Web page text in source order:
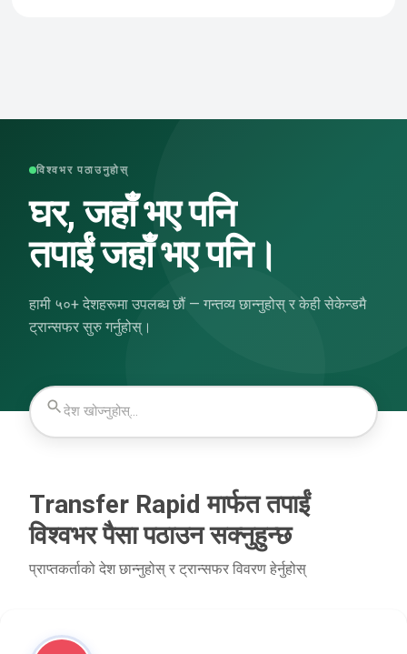
विश्वभर पठाउनुहोस्
घर, जहाँ भए पनि
तपाईं जहाँ भए पनि।
हामी ५०+ देशहरूमा उपलब्ध छौं — गन्तव्य छान्नुहोस् र केही सेकेन्डमै
ट्रान्सफर सुरु गर्नुहोस्।
Transfer Rapid मार्फत तपाईं
विश्वभर पैसा पठाउन सक्नुहुन्छ
प्राप्तकर्ताको देश छान्नुहोस् र ट्रान्सफर विवरण हेर्नुहोस्